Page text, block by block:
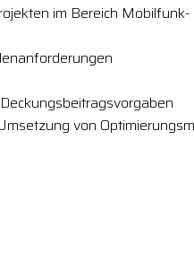
im Bereich
von